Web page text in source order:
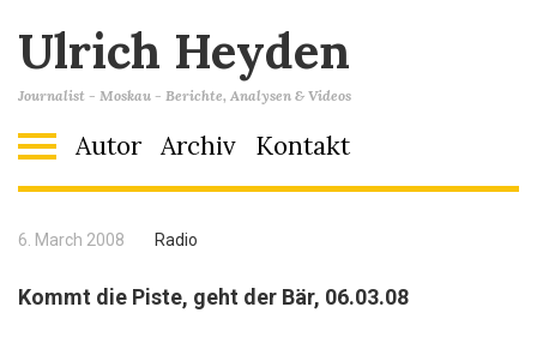
Ulrich Heyden
Journalist - Moskau - Berichte, Analysen & Videos
Autor Archiv Kontakt
6. March 2008 Radio
Kommt die Piste, geht der Bär, 06.03.08